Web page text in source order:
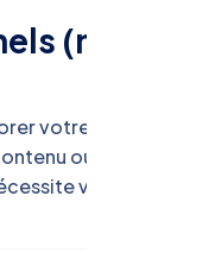
(non
votre
ou d’analyser
votre